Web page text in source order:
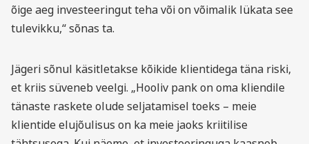
õige aeg investeeringut teha või on võimalik lükata see
tulevikku,“ sõnas ta.
Jägeri sõnul käsitletakse kõikide klientidega täna riski,
et kriis süveneb veelgi. „Hooliv pank on oma kliendile
tänaste raskete olude seljatamisel toeks – meie
klientide elujõulisus on ka meie jaoks kriitilise